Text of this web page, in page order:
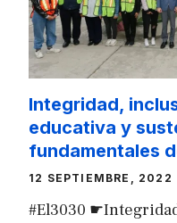
Integridad,
educativa y
fundamentales
12 SEPTIEMBRE, 2022
#El3030